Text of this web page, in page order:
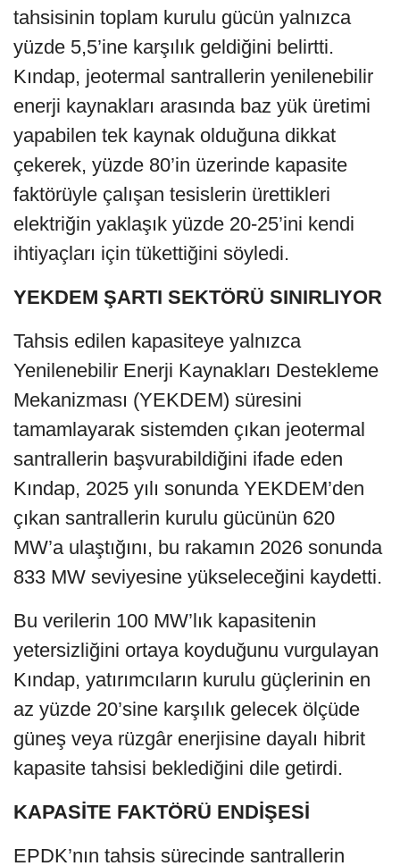
tahsisinin toplam kurulu gücün yalnızca
yüzde 5,5’ine karşılık geldiğini belirtti.
Kındap, jeotermal santrallerin yenilenebilir
enerji kaynakları arasında baz yük üretimi
yapabilen tek kaynak olduğuna dikkat
çekerek, yüzde 80’in üzerinde kapasite
faktörüyle çalışan tesislerin ürettikleri
elektriğin yaklaşık yüzde 20-25’ini kendi
ihtiyaçları için tükettiğini söyledi.
YEKDEM ŞARTI SEKTÖRÜ SINIRLIYOR
Tahsis edilen kapasiteye yalnızca
Yenilenebilir Enerji Kaynakları Destekleme
Mekanizması (YEKDEM) süresini
tamamlayarak sistemden çıkan jeotermal
santrallerin başvurabildiğini ifade eden
Kındap, 2025 yılı sonunda YEKDEM’den
çıkan santrallerin kurulu gücünün 620
MW’a ulaştığını, bu rakamın 2026 sonunda
833 MW seviyesine yükseleceğini kaydetti.
Bu verilerin 100 MW’lık kapasitenin
yetersizliğini ortaya koyduğunu vurgulayan
Kındap, yatırımcıların kurulu güçlerinin en
az yüzde 20’sine karşılık gelecek ölçüde
güneş veya rüzgâr enerjisine dayalı hibrit
kapasite tahsisi beklediğini dile getirdi.
KAPASİTE FAKTÖRÜ ENDİŞESİ
EPDK’nın tahsis sürecinde santrallerin